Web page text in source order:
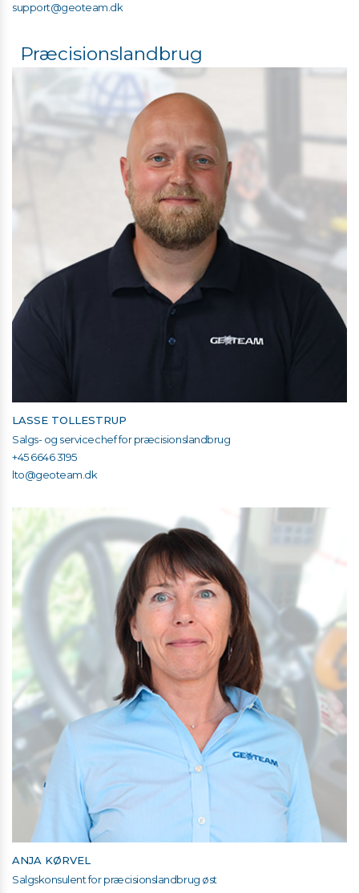
support@geoteam.dk
Præcisionslandbrug
LASSE TOLLESTRUP
Salgs- og servicechef for præcisionslandbrug
+45 6646 3195
lto@geoteam.dk
ANJA KØRVEL
Salgskonsulent for præcisionslandbrug øst